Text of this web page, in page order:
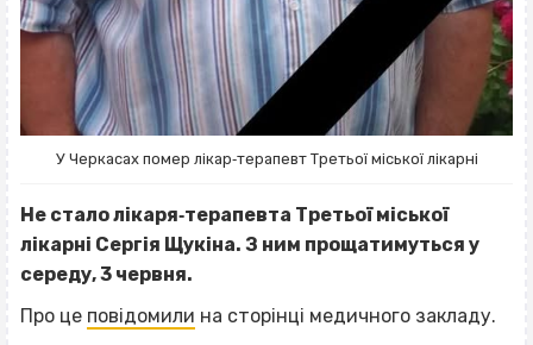
У Черкасах помер лікар‐терапевт Третьої міської лікарні
Не стало лікаря‐терапевта Третьої міської
лікарні Сергія Щукіна. З ним прощатимуться у
середу, 3 червня.
Про це повідомили на сторінці медичного закладу.